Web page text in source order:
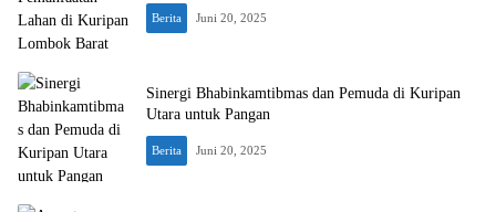
Berita Juni 20, 2025
Sinergi Bhabinkamtibmas dan Pemuda di Kuripan
Utara untuk Pangan
Berita Juni 20, 2025